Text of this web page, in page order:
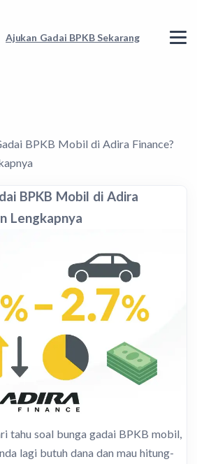
Ajukan Gadai BPKB Sekarang
BPKB Mobil di Adira Finance?
BPKB Mobil di Adira
Lengkapnya
tahu soal bunga gadai BPKB mobil,
lagi butuh dana dan mau hitung-